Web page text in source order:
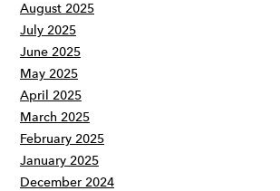
August 2025
July 2025
June 2025
May 2025
April 2025
March 2025
February 2025
January 2025
December 2024